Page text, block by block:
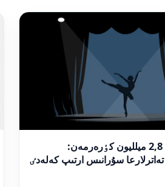
بٸر ماۋسىمدا 2,8 ميلليون كٶرەرمەن:
سۇرانىس ارتىپ كەلەدٸ